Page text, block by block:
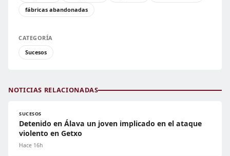
fábricas abandonadas
CATEGORÍA
Sucesos
NOTICIAS RELACIONADAS
SUCESOS
Detenido en Álava un joven implicado en el ataque
violento en Getxo
Hace 16h